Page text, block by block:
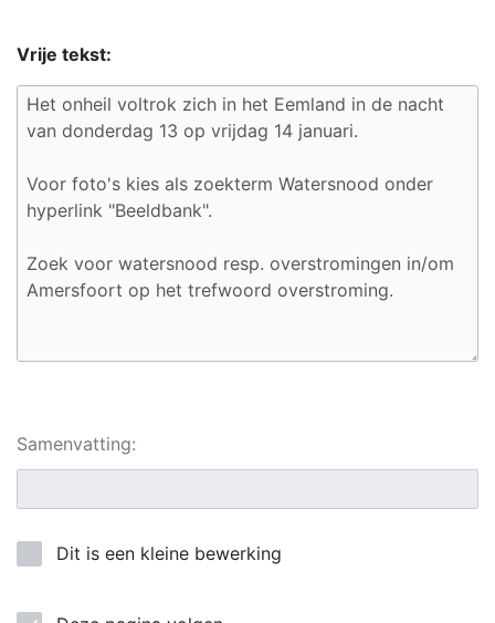
Vrije tekst:
Samenvatting:
Dit is een kleine bewerking